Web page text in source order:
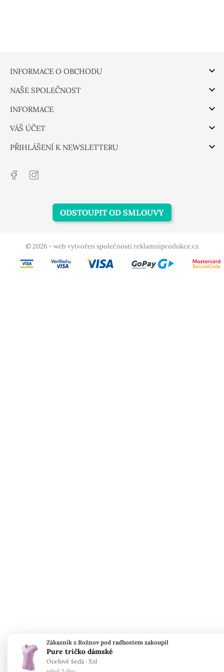
INFORMACE O OBCHODU 
NAŠE SPOLEČNOST 
INFORMACE 
VÁŠ ÚČET 
PŘIHLÁŠENÍ K NEWSLETTERU 
ODSTOUPIT OD SMLOUVY
© 2026 - web vytvořen společností reklamniprodukce.cz
Zákazník z Rožnov pod radhostem zakoupil
Pure tričko dámské
Ocelově šedá · Xxl